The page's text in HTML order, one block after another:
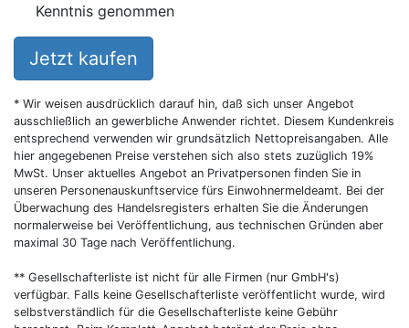
Kenntnis genommen
Jetzt kaufen
* Wir weisen ausdrücklich darauf hin, daß sich unser Angebot
ausschließlich an gewerbliche Anwender richtet. Diesem Kundenkreis
entsprechend verwenden wir grundsätzlich Nettopreisangaben. Alle
hier angegebenen Preise verstehen sich also stets zuzüglich 19%
MwSt. Unser aktuelles Angebot an Privatpersonen finden Sie in
unseren Personenauskunftservice fürs Einwohnermeldeamt. Bei der
Überwachung des Handelsregisters erhalten Sie die Änderungen
normalerweise bei Veröffentlichung, aus technischen Gründen aber
maximal 30 Tage nach Veröffentlichung.
** Gesellschafterliste ist nicht für alle Firmen (nur GmbH's)
verfügbar. Falls keine Gesellschafterliste veröffentlicht wurde, wird
selbstverständlich für die Gesellschafterliste keine Gebühr